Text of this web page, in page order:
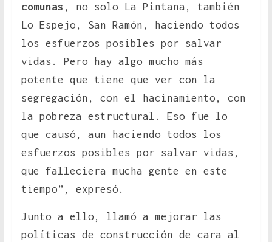
comunas , no solo La Pintana, también
Lo Espejo, San Ramón, haciendo todos
los esfuerzos posibles por salvar
vidas. Pero hay algo mucho más
potente que tiene que ver con la
segregación, con el hacinamiento, con
la pobreza estructural. Eso fue lo
que causó, aun haciendo todos los
esfuerzos posibles por salvar vidas,
que falleciera mucha gente en este
tiempo”, expresó.
Junto a ello, llamó a mejorar las
políticas de construcción de cara al